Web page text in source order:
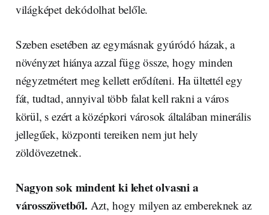
világképet dekódolhat belőle.
Szeben esetében az egymásnak gyúródó házak, a
növényzet hiánya azzal függ össze, hogy minden
négyzetmétert meg kellett erődíteni. Ha ültettél egy
fát, tudtad, annyival több falat kell rakni a város
körül, s ezért a középkori városok általában minerális
jellegűek, központi tereiken nem jut hely
zöldövezetnek.
Nagyon sok mindent ki lehet olvasni a
városszövetből. Azt, hogy milyen az embereknek az